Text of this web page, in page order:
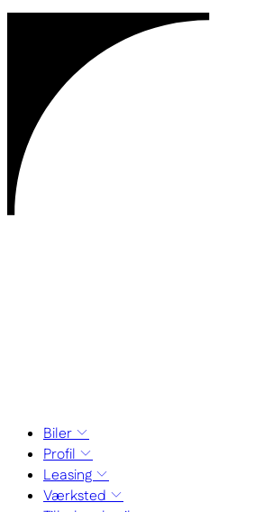
Biler
Profil
Leasing
Værksted